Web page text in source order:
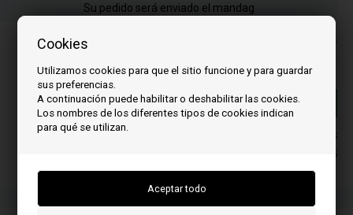
Cookies
Utilizamos cookies para que el sitio funcione y para guardar
sus preferencias.
A continuación puede habilitar o deshabilitar las cookies.
Los nombres de los diferentes tipos de cookies indican
para qué se utilizan.
Su pedido será enviado el mandag
45,00EUR
Añadir a la cesta
En stock
Entrega 2-5